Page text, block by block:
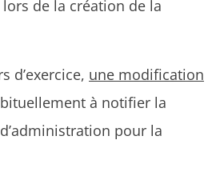
de la création de la
d’exercice, une modification
à notifier la
pour la